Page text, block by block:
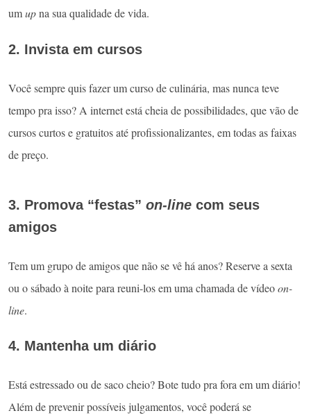
umupna sua qualidade de vida.
2. Invista em cursos
Você sempre quis fazer um curso de culinária, mas nunca teve
tempo pra isso? A internet está cheia de possibilidades, que vão de
cursos curtos e gratuitos até profissionalizantes, em todas as faixas
de preço.
3. Promova “festas” on-line com seus
amigos
Tem um grupo de amigos que não se vê há anos? Reserve a sexta
ou o sábado à noite para reuni-los em uma chamada de vídeoon-
line.
4. Mantenha um diário
Está estressado ou de saco cheio? Bote tudo pra fora em um diário!
Além de prevenir possíveis julgamentos, você poderá se